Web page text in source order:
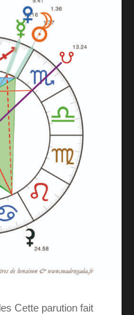
Cette parution fait